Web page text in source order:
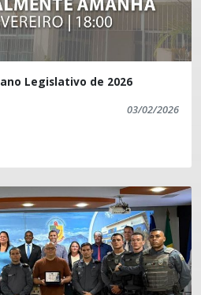
Legislativo de 2026
03/02/2026